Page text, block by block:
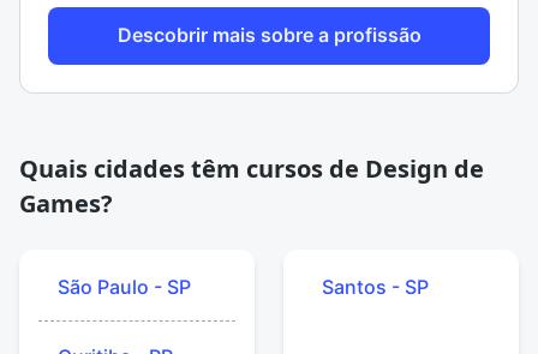
Descobrir mais sobre a profissão
Quais cidades têm cursos de Design de
Games?
São Paulo - SP Santos - SP